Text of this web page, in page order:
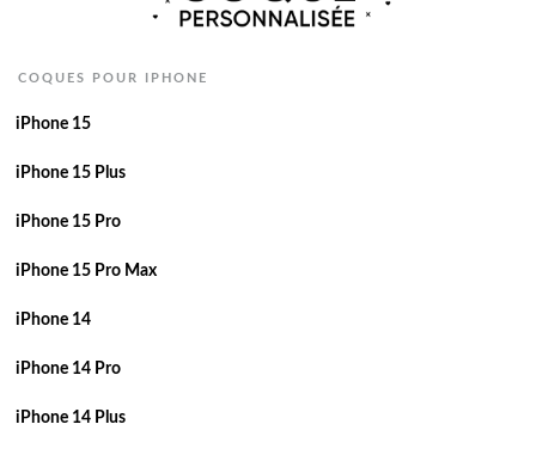
COQUES POUR IPHONE
iPhone 15
iPhone 15 Plus
iPhone 15 Pro
iPhone 15 Pro Max
iPhone 14
iPhone 14 Pro
iPhone 14 Plus